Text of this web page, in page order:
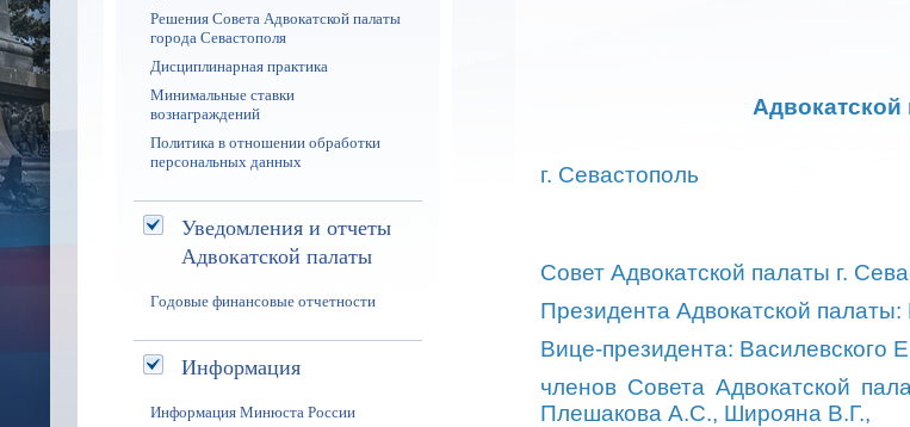
Адвокатской
г. Севастополь
Совет Адвокатской палаты г.
Президента Адвокатской
Вице-президента: Василевского
членов Совета Адвокатской
Плешакова А.С., Широяна В.Г.,
Решения Совета Адвокатской палаты
города Севастополя
Дисциплинарная практика
Минимальные ставки
вознаграждений
Политика в отношении обработки
персональных данных
Уведомления и отчеты
Адвокатской палаты
Годовые финансовые отчетности
Информация
Информация Минюста России